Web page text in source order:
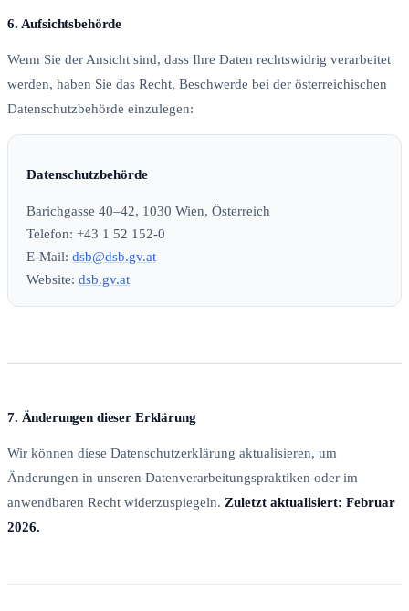
6. Aufsichtsbehörde
Wenn Sie der Ansicht sind, dass Ihre Daten rechtswidrig verarbeitet
werden, haben Sie das Recht, Beschwerde bei der österreichischen
Datenschutzbehörde einzulegen:
Datenschutzbehörde
Barichgasse 40–42, 1030 Wien, Österreich
Telefon: +43 1 52 152-0
E-Mail: dsb@dsb.gv.at
Website: dsb.gv.at
7. Änderungen dieser Erklärung
Wir können diese Datenschutzerklärung aktualisieren, um
Änderungen in unseren Datenverarbeitungspraktiken oder im
anwendbaren Recht widerzuspiegeln. Zuletzt aktualisiert: Februar
2026.